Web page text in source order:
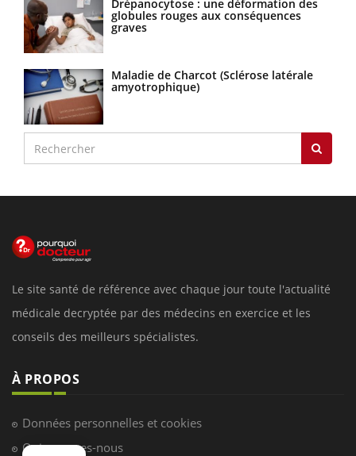
Drépanocytose : une déformation des
globules rouges aux conséquences
graves
Maladie de Charcot (Sclérose latérale
amyotrophique)
Le site santé de référence avec chaque jour toute l'actualité
médicale decryptée par des médecins en exercice et les
conseils des meilleurs spécialistes.
À PROPOS
Données personnelles et cookies
Qui sommes-nous